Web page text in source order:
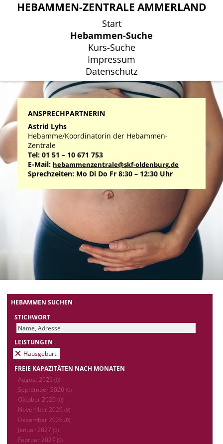
HEBAMMEN-ZENTRALE AMMERLAND
Start
Hebammen-Suche
Kurs-Suche
Impressum
Datenschutz
HEBAMMEN-ZENTRALE AMMERLAND
Start
Hebammen-Suche
Kurs-Suche
Impressum
Datenschutz
ANSPRECHPARTNERIN
Astrid Lyhs
Hebamme/Koordinatorin der Hebammen-
Zentrale
Tel: 01 51 – 10 671 753
E-Mail: hebammenzentrale@skf-oldenburg.de
Sprechzeiten: Mo Di Do Fr 8:30 – 12:30 Uhr
HEBAMMEN SUCHEN
STICHWORT
LEISTUNGEN
Hausgeburt
FREIE KAPAZITÄTEN NACH MONATEN
August 2026 (0)
September 2026 (0)
Oktober 2026 (0)
November 2026 (0)
Dezember 2026 (0)
Januar 2027 (0)
Februar 2027 (0)